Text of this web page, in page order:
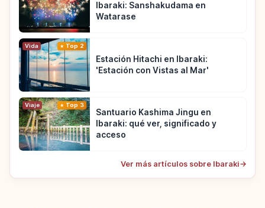
Ibaraki: Sanshakudama en
Watarase
Vida Top 2
Estación Hitachi en Ibaraki:
'Estación con Vistas al Mar'
Viaje Top 3
Santuario Kashima Jingu en
Ibaraki: qué ver, significado y
acceso
Ver más artículos sobre Ibaraki→